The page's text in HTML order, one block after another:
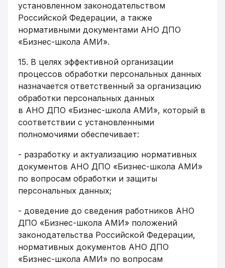
установленном законодательством
Российской Федерации, а также
нормативными документами АНО ДПО
«Бизнес-школа АМИ».
15. В целях эффективной организации
процессов обработки персональных данных
назначается ответственный за организацию
обработки персональных данных
в АНО ДПО «Бизнес-школа АМИ», который в
соответствии с установленными
полномочиями обеспечивает:
- разработку и актуализацию нормативных
документов АНО ДПО «Бизнес-школа АМИ»
по вопросам обработки и защиты
персональных данных;
- доведение до сведения работников АНО
ДПО «Бизнес-школа АМИ» положений
законодательства Российской Федерации,
нормативных документов АНО ДПО
«Бизнес-школа АМИ» по вопросам